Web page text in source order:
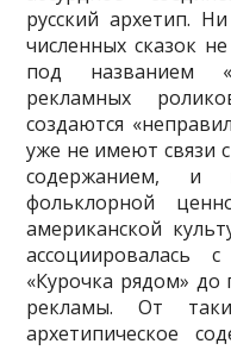
русский архетип.
численных сказок
под названием
рекламных
создаются
уже не имеют связи
содержанием, и
фольклорной
американской
ассоциировалась
«Курочка рядом» до
рекла­мы. От
архетипическое